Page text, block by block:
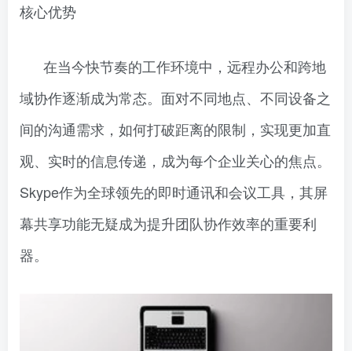
核心优势
在当今快节奏的工作环境中，远程办公和跨地
域协作逐渐成为常态。面对不同地点、不同设备之
间的沟通需求，如何打破距离的限制，实现更加直
观、实时的信息传递，成为每个企业关心的焦点。
Skype作为全球领先的即时通讯和会议工具，其屏
幕共享功能无疑成为提升团队协作效率的重要利
器。